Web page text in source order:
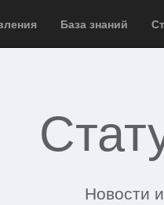
База знаний
Новости